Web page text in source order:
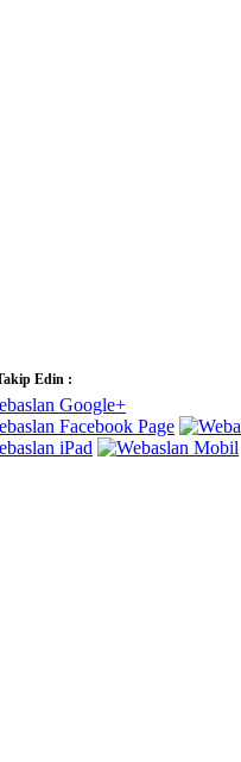
Edin :